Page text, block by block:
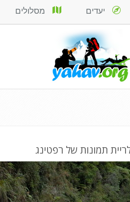
יעדים מסלולים
תמונות של רפטינג